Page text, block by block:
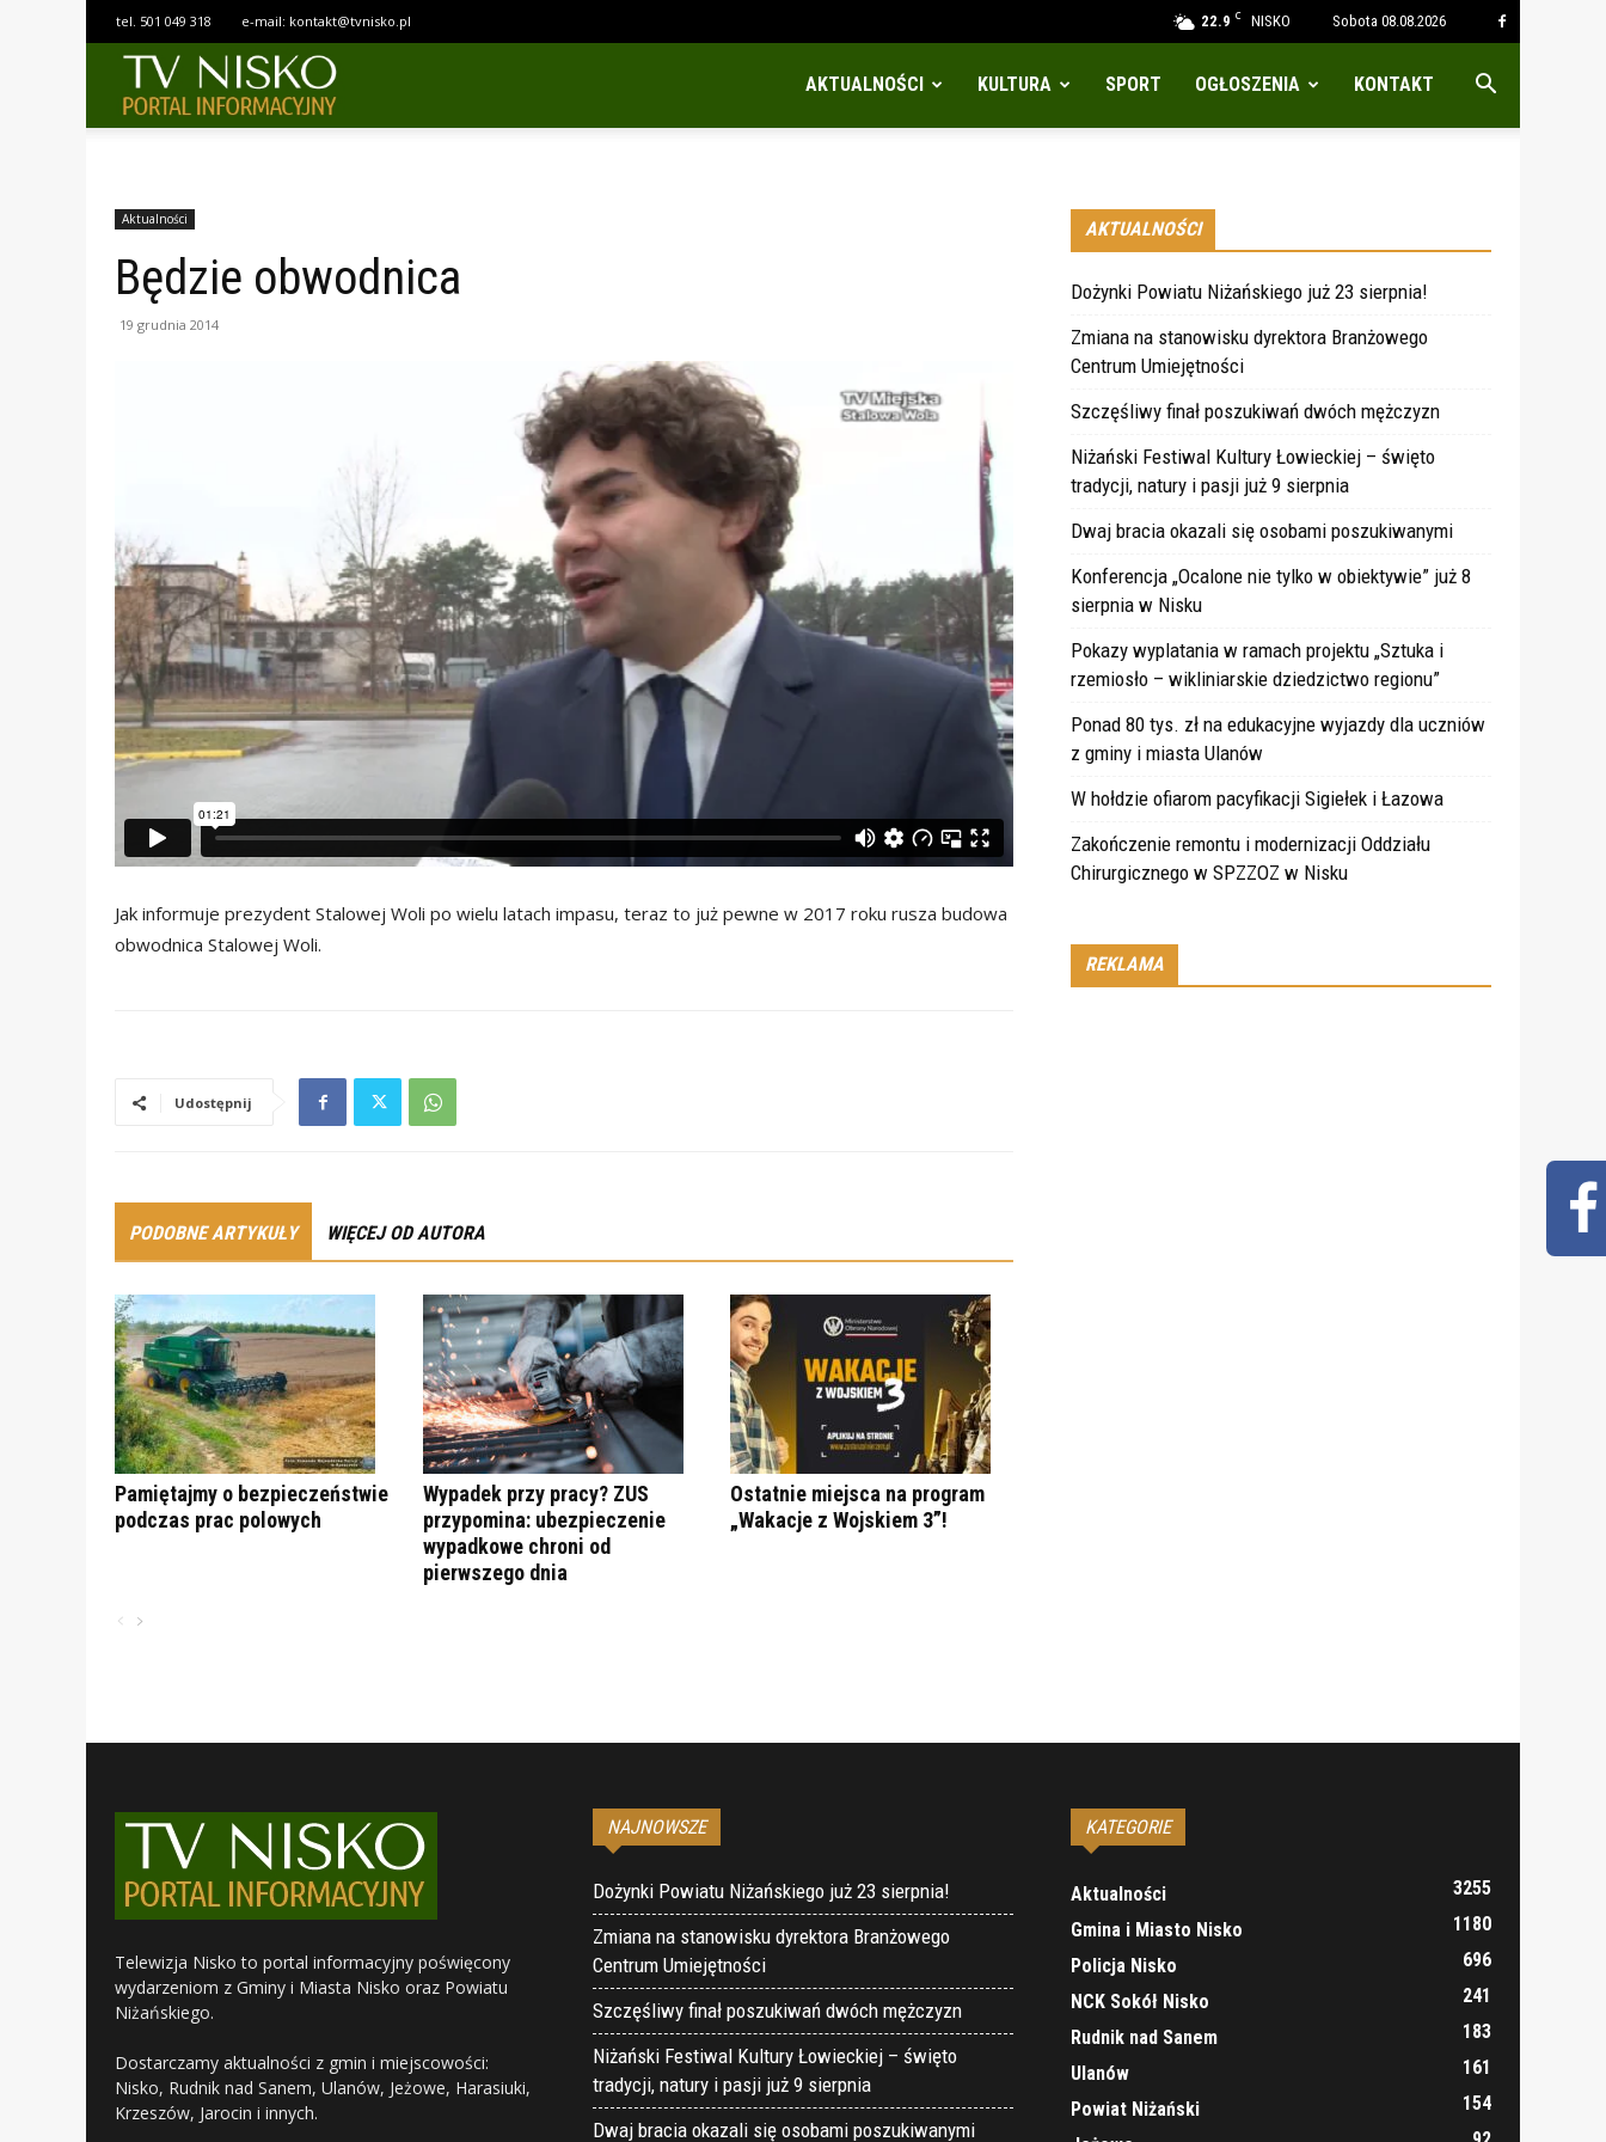
22.9 C NISKO Sobota 08.08.2026
tel. 501 049 318 e-mail: kontakt@tvnisko.pl
AKTUALNOŚCI KULTURA SPORT OGŁOSZENIA KONTAKT
Aktualności
Będzie obwodnica
19 grudnia 2014
Jak informuje prezydent Stalowej Woli po wielu latach impasu, teraz to już pewne w 2017 roku rusza budowa
obwodnica Stalowej Woli.
Udostępnij
PODOBNE ARTYKUŁY WIĘCEJ OD AUTORA
Pamiętajmy o bezpieczeństwie
podczas prac polowych
Wypadek przy pracy? ZUS
przypomina: ubezpieczenie
wypadkowe chroni od
pierwszego dnia
Ostatnie miejsca na program
„Wakacje z Wojskiem 3”!
AKTUALNOŚCI
Dożynki Powiatu Niżańskiego już 23 sierpnia!
Zmiana na stanowisku dyrektora Branżowego
Centrum Umiejętności
Szczęśliwy finał poszukiwań dwóch mężczyzn
Niżański Festiwal Kultury Łowieckiej – święto
tradycji, natury i pasji już 9 sierpnia
Dwaj bracia okazali się osobami poszukiwanymi
Konferencja „Ocalone nie tylko w obiektywie” już 8
sierpnia w Nisku
Pokazy wyplatania w ramach projektu „Sztuka i
rzemiosło – wikliniarskie dziedzictwo regionu”
Ponad 80 tys. zł na edukacyjne wyjazdy dla uczniów
z gminy i miasta Ulanów
W hołdzie ofiarom pacyfikacji Sigiełek i Łazowa
Zakończenie remontu i modernizacji Oddziału
Chirurgicznego w SPZZOZ w Nisku
REKLAMA
Telewizja Nisko to portal informacyjny poświęcony
wydarzeniom z Gminy i Miasta Nisko oraz Powiatu
Niżańskiego.
Dostarczamy aktualności z gmin i miejscowości:
Nisko, Rudnik nad Sanem, Ulanów, Jeżowe, Harasiuki,
Krzeszów, Jarocin i innych.
NAJNOWSZE
Dożynki Powiatu Niżańskiego już 23 sierpnia!
Zmiana na stanowisku dyrektora Branżowego
Centrum Umiejętności
Szczęśliwy finał poszukiwań dwóch mężczyzn
Niżański Festiwal Kultury Łowieckiej – święto
tradycji, natury i pasji już 9 sierpnia
Dwaj bracia okazali się osobami poszukiwanymi
KATEGORIE
Aktualności
3255
Gmina i Miasto Nisko
1180
Policja Nisko
696
NCK Sokół Nisko
241
Rudnik nad Sanem
183
Ulanów
161
Powiat Niżański
154